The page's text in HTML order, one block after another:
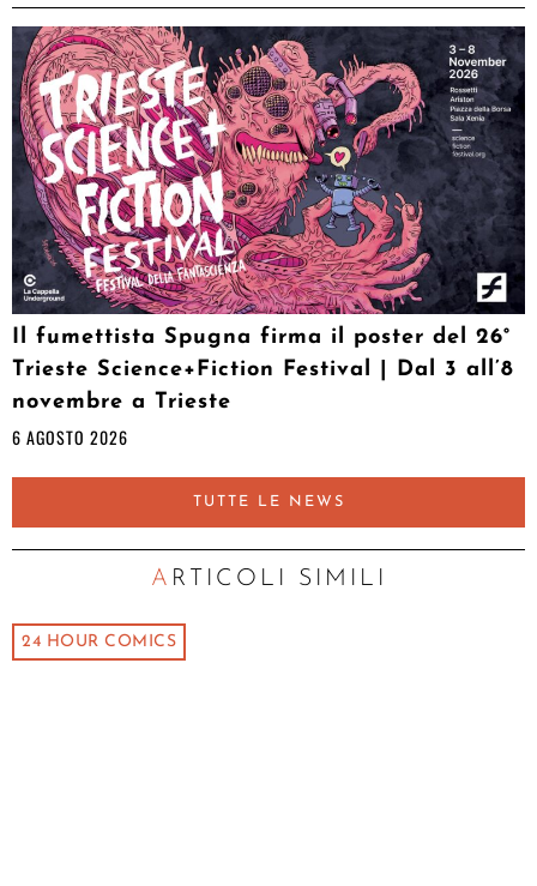
Il fumettista Spugna firma il poster del 26°
Trieste Science+Fiction Festival | Dal 3 all’8
novembre a Trieste
6 AGOSTO 2026
TUTTE LE NEWS
ARTICOLI SIMILI
24 HOUR COMICS